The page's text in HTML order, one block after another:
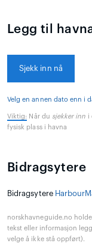
Legg til
Sjekk inn nå
Velg en annen dato enn i
Viktig: Når du sjekker inn i
fysisk plass i havna
Bidragsytere
Bidragsytere
norskhavneguide.no
tekst eller informasjon
velge å ikke stå oppført).